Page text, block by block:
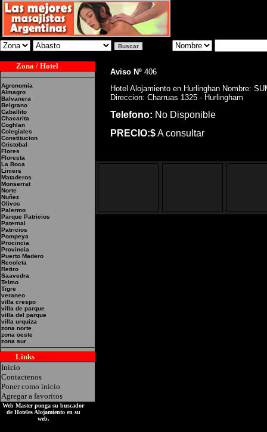
Zona / Hotel
Agronomía
Almagro
Balvanera
Belgrano
Caballito
Chacarita
Coghlan
Colegiales
Constitucion
Cristobal
Flores
Floresta
La Boca
Liniers
Mataderos
Monserrat
Norte
Nuñez
Olivos
Palermo
Parque Patricios
Paternal
Patricios
Pompeya
Procincia
Provincia
Puerto Madero
Recoleta
Retiro
Saavedra
Telmo
Tigre
veraneo
villa crespo
villa de parque
villa del parque
villa urquiza
zona norte
zona oeste
zona sur
Links
Inicio
Contactenos
Poner como inicio
Agregar a favoritos
Web Master ponga su buscador
de Hoteles Alojamiento en su
web.
Aviso Nº 406
Hotel Alojamiento en Hurlinghan Nombre:
Direccion: Charruas 1325 - Hurlingham
Telefono: No Disponible
PRECIO:$A consultar